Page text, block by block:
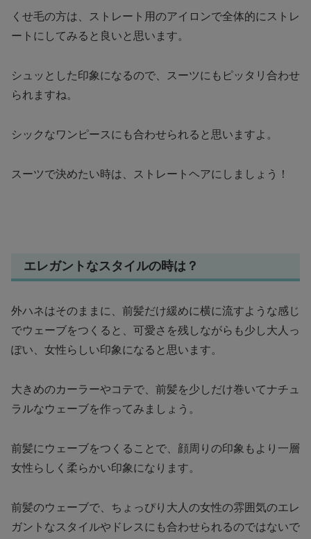
くせ毛の方は、ストレート用のアイロンで全体的にストレ
ートにしてみると良いと思います。
シュッとした印象になるので、スーツにもピッタリ合わせ
られますね。
シックなワンピースにも合わせられると思いますよ。
スーツで決めたい時は、ストレートヘアにしましょう！
エレガントなスタイルの時は？
外ハネはそのままに、前髪だけ緩めに横に流すような感じ
でウェーブをつくると、可愛さを残しながらも少し大人っ
ぽい、女性らしい印象になると思います。
大きめのカーラーやコテで、前髪を少しだけ巻いてナチュ
ラルなウェーブを作ってみましょう。
前髪にウェーブをつくることで、顔周りの印象もより一層
女性らしく柔らかい印象になります。
前髪のウェーブで、ちょっぴり大人の女性の雰囲気のエレ
ガントなスタイルやドレスにも合わせられるのではないで